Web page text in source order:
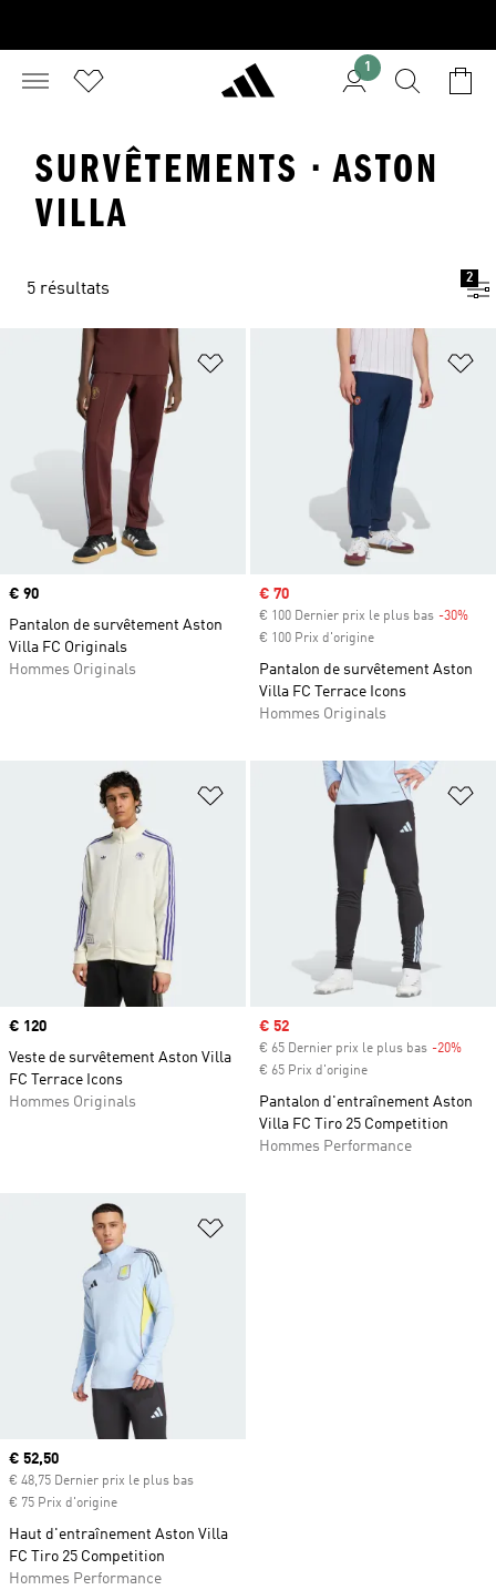
1
SURVÊTEMENTS · ASTON
VILLA
5 résultats
2
Ajouter à la Liste de produits
Prix
€ 90
Pantalon de survêtement Aston
Villa FC Originals
Hommes Originals
Prix soldé
€ 70
€ 100 Dernier prix le plus bas -30%
€ 100 Prix d'origine
Pantalon de survêtement Aston
Villa FC Terrace Icons
Hommes Originals
Ajouter à la Liste de produits
Prix
€ 120
Veste de survêtement Aston Villa
FC Terrace Icons
Hommes Originals
Prix soldé
€ 52
€ 65 Dernier prix le plus bas -20%
€ 65 Prix d'origine
Pantalon d'entraînement Aston
Villa FC Tiro 25 Competition
Hommes Performance
Prix actuel
€ 52,50
€ 48,75 Dernier prix le plus bas
€ 75 Prix d'origine
Haut d'entraînement Aston Villa
FC Tiro 25 Competition
Hommes Performance